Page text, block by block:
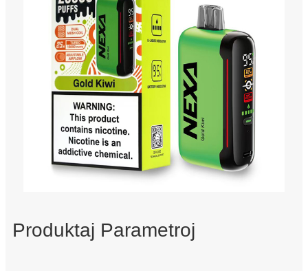
Produktaj Parametroj